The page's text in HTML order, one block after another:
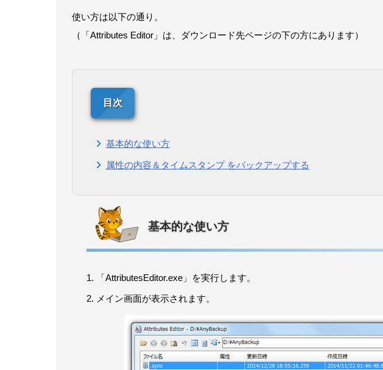
使い方は以下の通り。
（「Attributes Editor」は、ダウンロード先ページの下の方にあります）
基本的な使い方
属性の内容＆タイムスタンプ をバックアップする
基本的な使い方
「AttributesEditor.exe」を実行します。
メイン画面が表示されます。